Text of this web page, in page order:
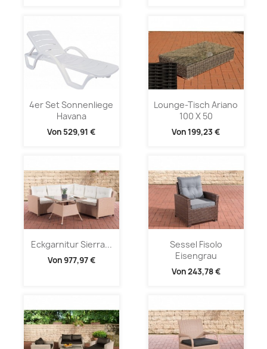
4er Set Sonnenliege
Havana
Von 529,91 €
Lounge-Tisch Ariano
100 X 50
Von199,23 €
Eckgarnitur Sierra...
Von977,97 €
Sessel Fisolo
Eisengrau
Von243,78 €